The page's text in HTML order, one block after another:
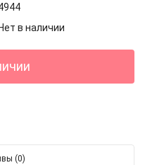
Нет в наличии
(0)